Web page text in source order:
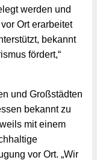
werden und
Ort erarbeitet
bekannt
fördert,“
und Großstädten
bekannt zu
mit einem
vor Ort. „Wir